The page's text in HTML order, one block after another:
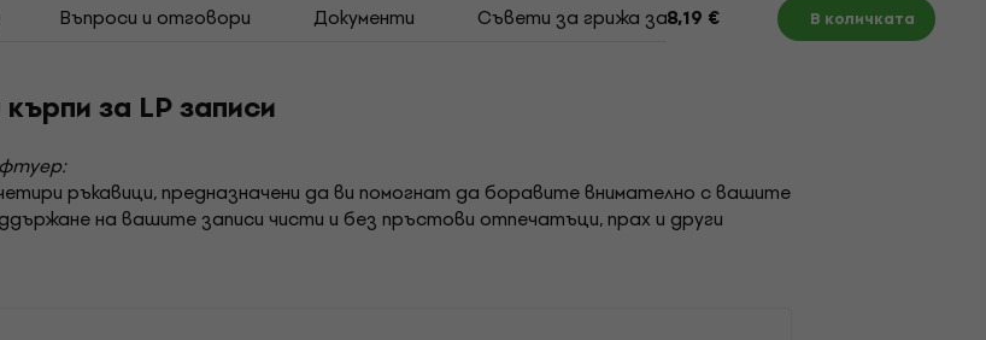
Въпроси и отговори Документи Съвети за грижа за винилови плочи
8,19 € В количката
за LP записи
ръкавици, предназначени да ви помогнат да боравите внимателно с вашите
на вашите записи чисти и без пръстови отпечатъци, прах и други